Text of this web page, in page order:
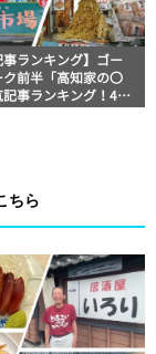
事ランキング】ゴー
前半「高知家の〇
事ランキング！4月
ちら